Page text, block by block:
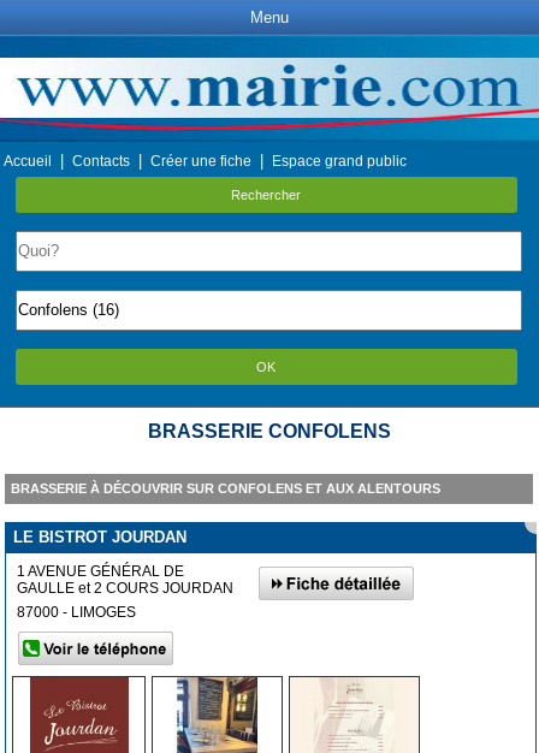
Menu
Accueil Contacts Créer une fiche Espace grand public
Rechercher
OK
BRASSERIE CONFOLENS
BRASSERIE À DÉCOUVRIR SUR CONFOLENS ET AUX ALENTOURS
LE BISTROT JOURDAN
1 AVENUE GÉNÉRAL DE
GAULLE et 2 COURS JOURDAN
87000 - LIMOGES